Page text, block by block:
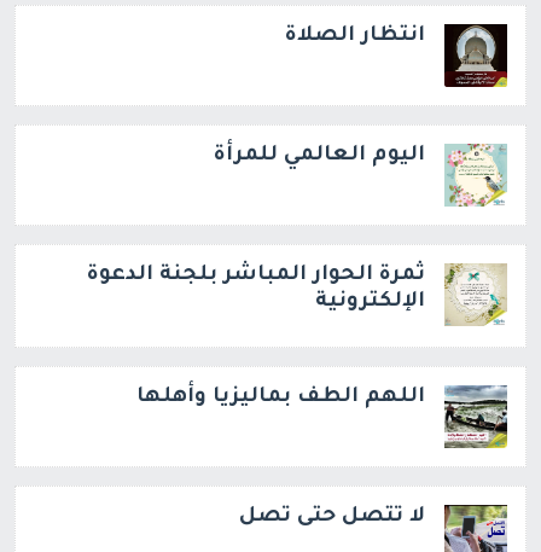
انتظار الصلاة
اليوم العالمي للمرأة
ثمرة الحوار المباشر بلجنة الدعوة
الإلكترونية
اللهم الطف بماليزيا وأهلها
لا تتصل حتى تصل